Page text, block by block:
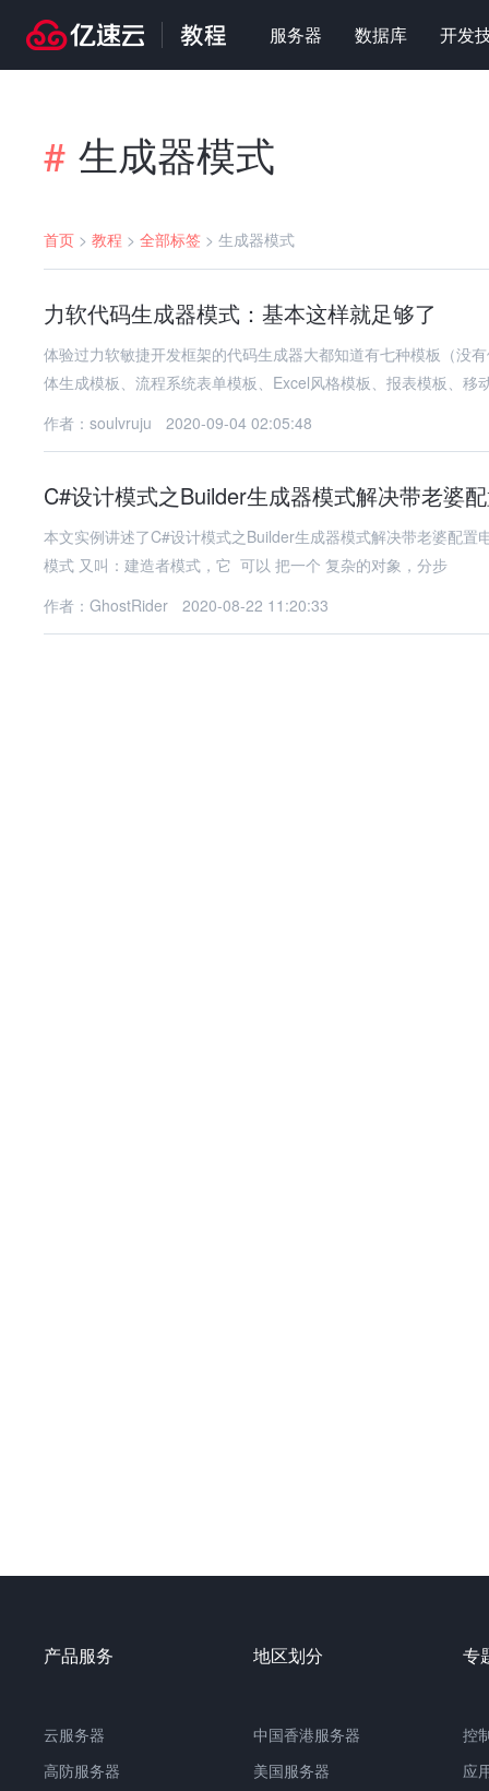
服务器 数据库 开发
# 生成器模式
首页 > 教程 > 全部标签 > 生成器模式
力软代码生成器模式：基本这样就足够了
体验过力软敏捷开发框架的代码生成器大都知道有七种模板（没
体生成模板、流程系统表单模板、Excel风格模板、报表模板、移
作者：soulvruju
2020-09-04 02:05:48
C#设计模式之Builder生成器模式解决带老婆
本文实例讲述了C#设计模式之Builder生成器模式解决带老婆配
模式 又叫：建造者模式，它 可以 把一个 复杂的对象，分步
作者：GhostRider
2020-08-22 11:20:33
产品服务
云服务器
高防服务器
地区划分
中国香港服务器
美国服务器
专
控
应